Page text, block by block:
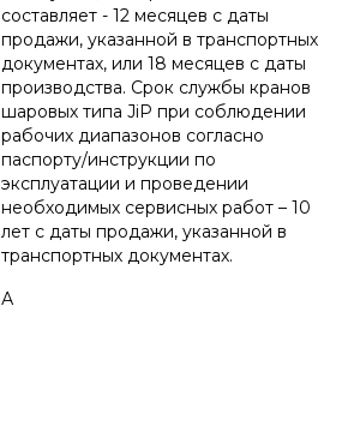
составляет - 12 месяцев с даты
продажи, указанной в транспортных
документах, или 18 месяцев с даты
производства. Срок службы кранов
шаровых типа JiP при соблюдении
рабочих диапазонов согласно
паспорту/инструкции по
эксплуатации и проведении
необходимых сервисных работ – 10
лет с даты продажи, указанной в
транспортных документах.
А